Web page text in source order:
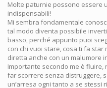
Molte paturnie possono essere
indispensabili!
Mi sembra fondamentale
tal modo diventa possibile
basso, perché appunto puoi
con chi vuoi stare, cosa ti fa
diretta anche con un malumore
Importante secondo me è fluire,
far scorrere senza distruggere,
un’arresa ogni tanto a se stessi